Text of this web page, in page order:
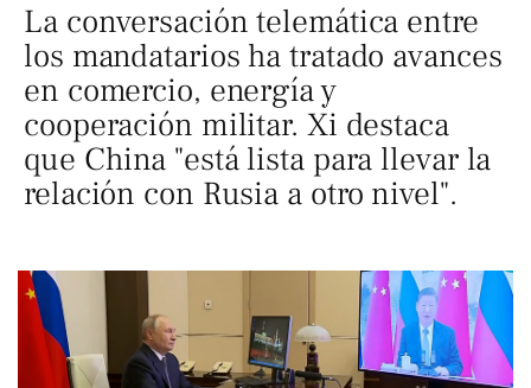
La conversación telemática entre
los mandatarios ha tratado avances
en comercio, energía y
cooperación militar. Xi destaca
que China "está lista para llevar la
relación con Rusia a otro nivel".